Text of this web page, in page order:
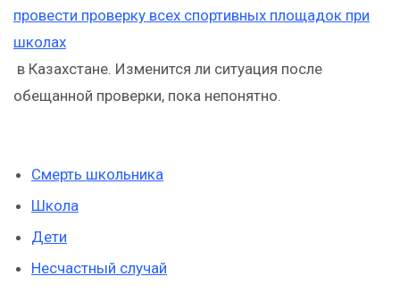
провести проверку всех спортивных площадок при
школах
в Казахстане. Изменится ли ситуация после
обещанной проверки, пока непонятно.
Смерть школьника
Школа
Дети
Несчастный случай